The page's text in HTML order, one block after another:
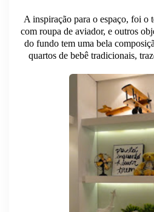
A inspiração para o espaço, foi o
com roupa de aviador, e outros
do fundo tem uma bela
quartos de bebê tradicionais,